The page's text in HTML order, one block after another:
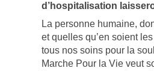
d’hospitalisation
La personne humaine,
et quelles qu’en soient
tous nos soins pour la
Marche Pour la Vie veut